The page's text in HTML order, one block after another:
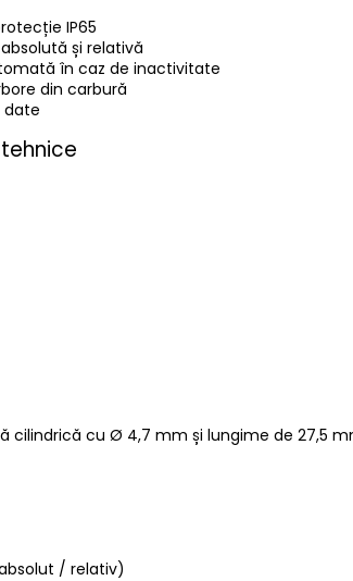
IP65
și relativă
în caz de inactivitate
din carbură
date
cilindrică cu Ø 4,7 mm și lungime de 27,5
/ relativ)